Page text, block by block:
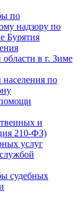
по
надзору по
Бурятия
в г. Зиме
по
и
210-ФЗ)
услуг
судебных